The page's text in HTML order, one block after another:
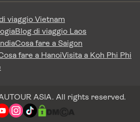
viaggio Vietnam
Blog di viaggio Laos
Cosa fare a Saigon
fare a HanoiVisita a Koh Phi Phi
ASIA. All rights reserved.